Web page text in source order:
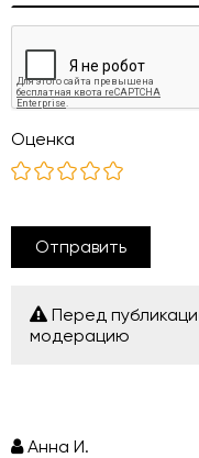
Оценка
Отправить
Перед
модерацию
Анна И.